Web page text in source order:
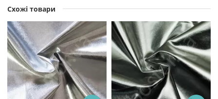
Схожі товари